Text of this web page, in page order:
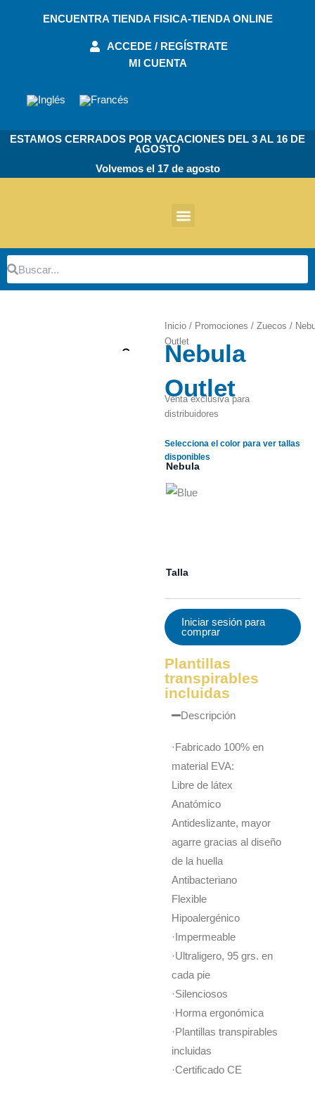
ENCUENTRA TIENDA FISICA-TIENDA ONLINE
ACCEDE / REGÍSTRATE
MI CUENTA
ESTAMOS CERRADOS POR VACACIONES DEL 3 AL 16 DE
AGOSTO
Volvemos el 17 de agosto
BuscarBuscar
Zoom
Inicio / Promociones / Zuecos /
Outlet
Nebula
Outlet
Venta exclusiva para
distribuidores
Selecciona el color para ver tallas
disponibles
Nebula
Talla
Iniciar sesión para
comprar
Plantillas
transpirables
incluidas
Descripción
·Fabricado 100% en
material EVA:
Libre de látex
Anatómico
Antideslizante, mayor
agarre gracias al diseño
de la huella
Antibacteriano
Flexible
Hipoalergénico
·Impermeable
·Ultraligero, 95 grs. en
cada pie
·Silenciosos
·Horma ergonómica
·Plantillas transpirables
incluidas
·Certificado CE